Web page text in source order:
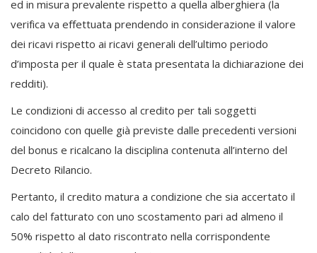
ed in misura prevalente rispetto a quella alberghiera (la
verifica va effettuata prendendo in considerazione il valore
dei ricavi rispetto ai ricavi generali dell’ultimo periodo
d’imposta per il quale è stata presentata la dichiarazione dei
redditi).
Le condizioni di accesso al credito per tali soggetti
coincidono con quelle già previste dalle precedenti versioni
del bonus e ricalcano la disciplina contenuta all’interno del
Decreto Rilancio.
Pertanto, il credito matura a condizione che sia accertato il
calo del fatturato con uno scostamento pari ad almeno il
50% rispetto al dato riscontrato nella corrispondente